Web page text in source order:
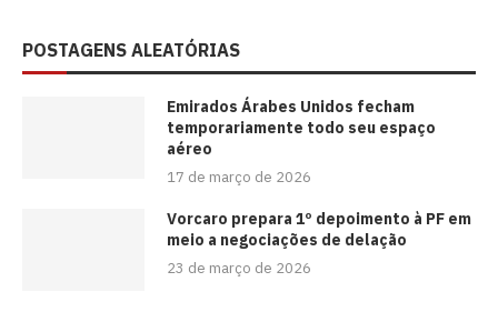
POSTAGENS ALEATÓRIAS
Emirados Árabes Unidos fecham
temporariamente todo seu espaço
aéreo
17 de março de 2026
Vorcaro prepara 1º depoimento à PF em
meio a negociações de delação
23 de março de 2026